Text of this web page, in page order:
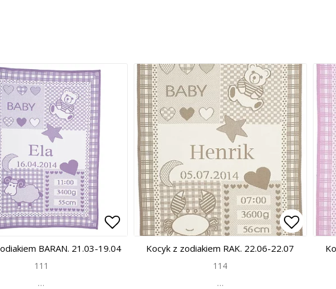
favorites
favorites Add to list of favorites
Add to list of favorites
BARAN. 21.03-19.04
111
…
Add to
Add to
Kocyk z zodiakiem RAK. 22.06-22.07
114
…